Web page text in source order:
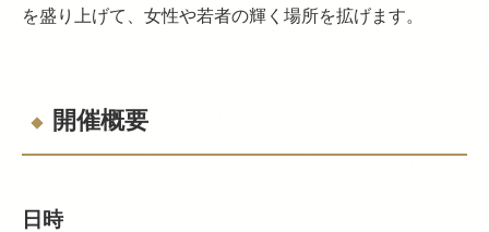
を盛り上げて、女性や若者の輝く場所を拡げます。
開催概要
日時